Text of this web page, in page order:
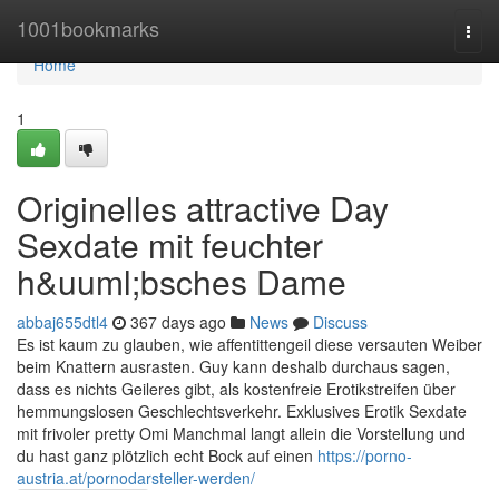
1001bookmarks
Home
Home
1
Originelles attractive Day
Sexdate mit feuchter
h&uuml;bsches Dame
abbaj655dtl4 367 days ago News
Discuss
Es ist kaum zu glauben, wie affentittengeil diese versauten Weiber
beim Knattern ausrasten. Guy kann deshalb durchaus sagen,
dass es nichts Geileres gibt, als kostenfreie Erotikstreifen über
hemmungslosen Geschlechtsverkehr. Exklusives Erotik Sexdate
mit frivoler pretty Omi Manchmal langt allein die Vorstellung und
du hast ganz plötzlich echt Bock auf einen https://porno-
austria.at/pornodarsteller-werden/